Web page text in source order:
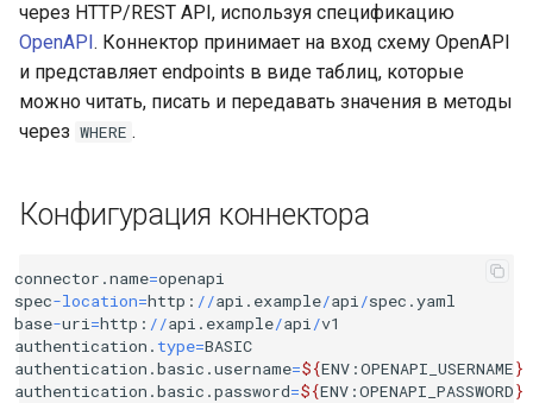
Режим AUTO
Дополнительные
HTTP клиента
Быстрый старт
Расширения OpenAPI
Постраничный просмотр
через HTTP/REST API, используя спецификацию
OpenAPI. Коннектор принимает на вход схему OpenAPI
и представляет endpoints в виде таблиц, которые
можно читать, писать и передавать значения в методы
через WHERE .
Конфигурация коннектора
connector .name=openapi
spec-location=http : //api . example/api /spec .yaml
base-uri =http : //api . example/api /v1
authentication . type=BASIC
authentication .basic .username=${ENV :OPENAPI_USERNAME}
authentication .basic .password=${ENV :OPENAPI_PASSWORD}